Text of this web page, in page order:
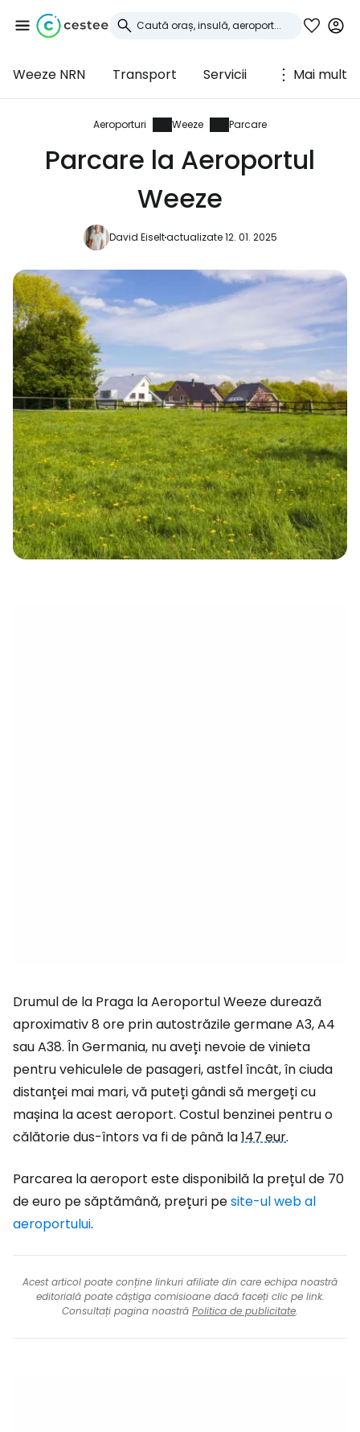
Weeze NRN Transport Servicii Mai mult
Aeroporturi Weeze Parcare
Parcare la Aeroportul
Weeze
David Eiseltactualizate 12. 01. 2025
Drumul de la Praga la Aeroportul Weeze durează
aproximativ 8 ore prin autostrăzile germane A3, A4
sau A38. În Germania, nu aveți nevoie de vinieta
pentru vehiculele de pasageri, astfel încât, în ciuda
distanței mai mari, vă puteți gândi să mergeți cu
mașina la acest aeroport. Costul benzinei pentru o
călătorie dus-întors va fi de până la147 eur.
Parcarea la aeroport este disponibilă la prețul de 70
de euro pe săptămână, prețuri pesite-ul web al
aeroportului.
Acest articol poate conține linkuri afiliate din care echipa noastră
editorială poate câștiga comisioane dacă faceți clic pe link.
Consultați pagina noastră Politica de publicitate.
Conectați-vă la
Cestee
... comunitatea mondială a călătorilor
Continuați cu Facebook
Continuați cu e-mailul